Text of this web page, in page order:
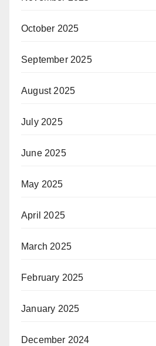
October 2025
September 2025
August 2025
July 2025
June 2025
May 2025
April 2025
March 2025
February 2025
January 2025
December 2024